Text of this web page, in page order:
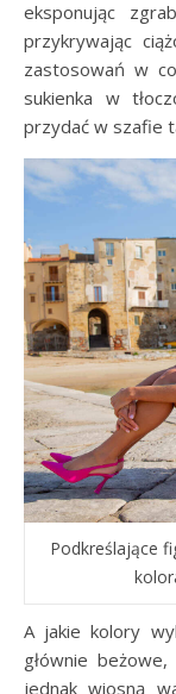
eksponując
przykrywając
zastosowań w
sukienka w
przydać w szafie
Podkreślające
A jakie kolory
głównie
jednak wiosną